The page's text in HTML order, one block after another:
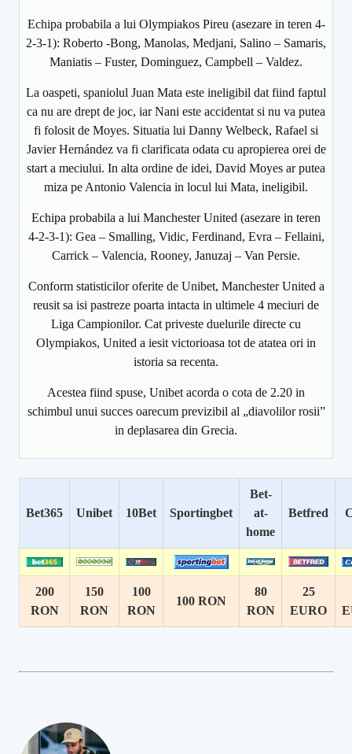
Echipa probabila a lui Olympiakos Pireu (asezare in teren 4-
2-3-1): Roberto -Bong, Manolas, Medjani, Salino – Samaris,
Maniatis – Fuster, Dominguez, Campbell – Valdez.
La oaspeti, spaniolul Juan Mata este ineligibil dat fiind faptul
ca nu are drept de joc, iar Nani este accidentat si nu va putea
fi folosit de Moyes. Situatia lui Danny Welbeck, Rafael si
Javier Hernández va fi clarificata odata cu apropierea orei de
start a meciului. In alta ordine de idei, David Moyes ar putea
miza pe Antonio Valencia in locul lui Mata, ineligibil.
Echipa probabila a lui Manchester United (asezare in teren
4-2-3-1): Gea – Smalling, Vidic, Ferdinand, Evra – Fellaini,
Carrick – Valencia, Rooney, Januzaj – Van Persie.
Conform statisticilor oferite de Unibet, Manchester United a
reusit sa isi pastreze poarta intacta in ultimele 4 meciuri de
Liga Campionilor. Cat priveste duelurile directe cu
Olympiakos, United a iesit victorioasa tot de atatea ori in
istoria sa recenta.
Acestea fiind spuse, Unibet acorda o cota de 2.20 in
schimbul unui succes oarecum previzibil al „diavolilor rosii”
in deplasarea din Grecia.
Bet365 Unibet 10Bet Sportingbet
Bet-
at-
home
Betfred
200
RON
150
RON
100
RON
100 RON
80
RON
25
EURO